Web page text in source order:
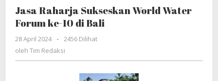
World
Bali
Jasa Raharja Sukseskan World Water
Forum ke-10 di Bali
28 April 2024
oleh
Tim
-
2456 Dilihat
oleh Tim Redaksi